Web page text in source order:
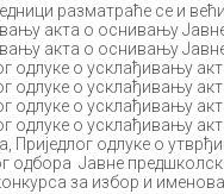
разматраће се и
акта о оснивању
акта о оснивању
одлуке о усклађивању
одлуке о усклађивању
одлуке о усклађивању
одлуке о усклађивању
Приjедлог одлуке о
одбора Јавне
за избор и